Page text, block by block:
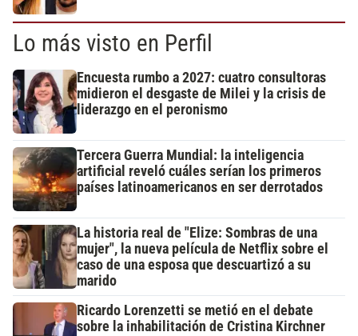
Lo más visto en Perfil
Encuesta rumbo a 2027: cuatro consultoras
midieron el desgaste de Milei y la crisis de
liderazgo en el peronismo
Tercera Guerra Mundial: la inteligencia
artificial reveló cuáles serían los primeros
países latinoamericanos en ser derrotados
La historia real de "Elize: Sombras de una
mujer", la nueva película de Netflix sobre el
caso de una esposa que descuartizó a su
marido
Ricardo Lorenzetti se metió en el debate
sobre la inhabilitación de Cristina Kirchner